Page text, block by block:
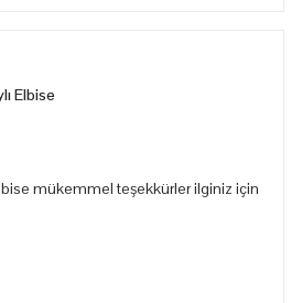
Elbise
mükemmel teşekkürler ilginiz için